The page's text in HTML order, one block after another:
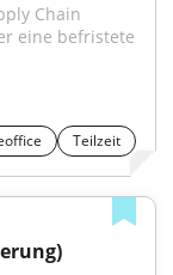
Chain
eine befristete
Teilzeit